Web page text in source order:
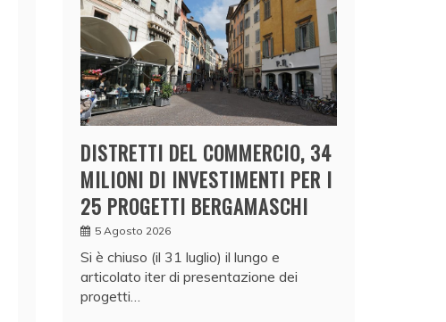
DISTRETTI DEL COMMERCIO, 34
MILIONI DI INVESTIMENTI PER I
25 PROGETTI BERGAMASCHI
5 Agosto 2026
Si è chiuso (il 31 luglio) il lungo e
articolato iter di presentazione dei
progetti…